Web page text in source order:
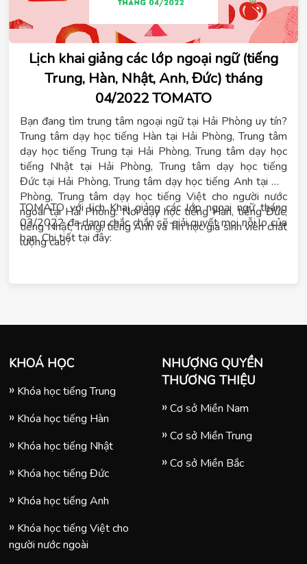
Lịch khai giảng các lớp ngoại ngữ (tiếng
Trung, Hàn, Nhật, Anh, Đức) tháng
04/2022 TOMATO
Bạn đang tìm trung tâm ngoại ngữ tại Hải Phòng uy tín?
Trung tâm dạy học tiếng Hàn tại Hải Phòng, Trung tâm
dạy học tiếng Trung tại Hải Phòng, Trung tâm dạy học
tiếng Nhật tại Hải Phòng, Trung tâm dạy học tiếng
Đức tại Hải Phòng, Trung tâm dạy học tiếng Anh tại Hải
Phòng, Trung tâm dạy học tiếng Việt cho người nước
ngoài tại Hải Phòng. Nơi dạy học tiếng Hàn, tiếng Đức,
tiếng Nhật, Trung, tiếng Anh và Tin học giá sinh viên chất
lượng cao?
TOMATO với lịch Khai giảng các lớp ngoại ngữ tháng
03/2022 đa dạng chắc chắn sẽ giải quyết mọi nỗi lo của
bạn. Chi tiết tại đây:
KHOÁ HỌC
Khóa học tiếng Trung
Khóa học tiếng Hàn
Khóa học tiếng Nhật
Khóa học tiếng Đức
Khóa học tiếng Anh
Khóa học tiếng Việt cho
người nước ngoài
NHƯỢNG QUYỀN
THƯƠNG THIỆU
Cơ sở Miền Nam
Cơ sở Miền Trung
Cơ sở Miền Bắc